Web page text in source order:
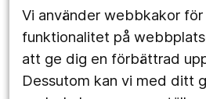
Vi använder webbkakor
funktionalitet på
att ge dig en förbättrad
Dessutom kan vi med ditt
Region Örebro län
Följ oss